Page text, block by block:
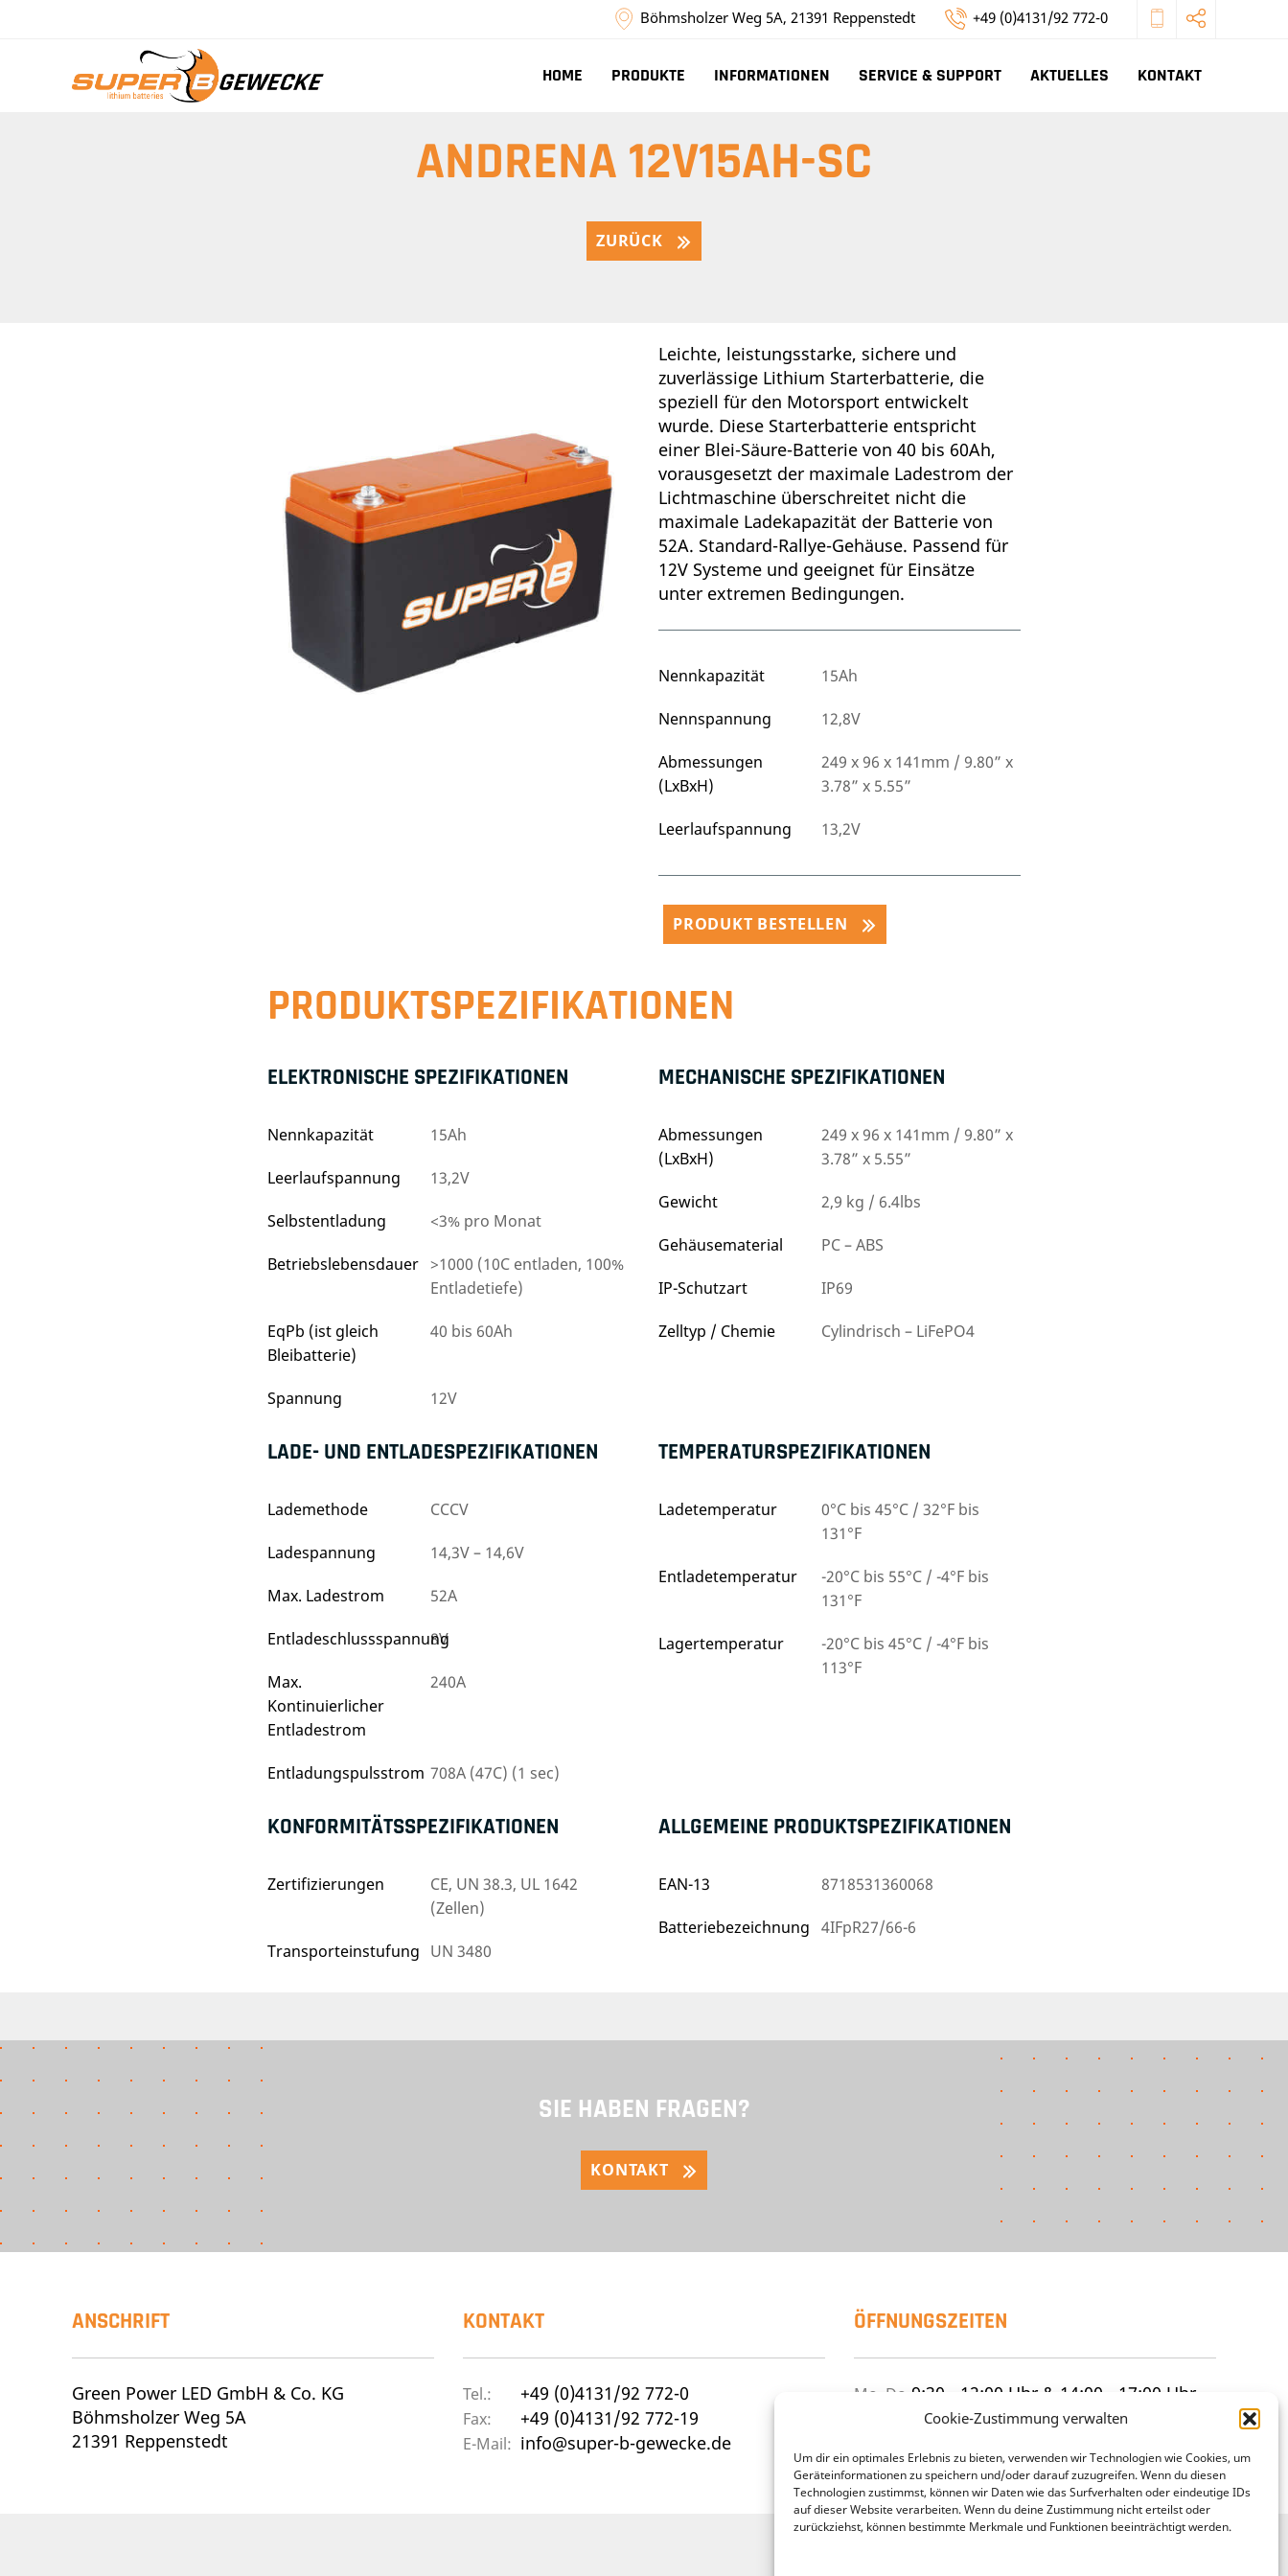
Cookie-Zustimmung verwalten
Um dir ein optimales Erlebnis zu bieten, verwenden wir Technologien wie Cookies, um
Geräteinformationen zu speichern und/oder darauf zuzugreifen. Wenn du diesen
Technologien zustimmst, können wir Daten wie das Surfverhalten oder eindeutige IDs
auf dieser Website verarbeiten. Wenn du deine Zustimmung nicht erteilst oder
zurückziehst, können bestimmte Merkmale und Funktionen beeinträchtigt werden.
+49 (0)4131/92 772-0
Böhmsholzer Weg 5A, 21391 Reppenstedt
HOME PRODUKTE INFORMATIONEN SERVICE & SUPPORT AKTUELLES KONTAKT
ANDRENA 12V15AH-SC
ZURÜCK
Leichte, leistungsstarke, sichere und
zuverlässige Lithium Starterbatterie, die
speziell für den Motorsport entwickelt
wurde. Diese Starterbatterie entspricht
einer Blei-Säure-Batterie von 40 bis 60Ah,
vorausgesetzt der maximale Ladestrom der
Lichtmaschine überschreitet nicht die
maximale Ladekapazität der Batterie von
52A. Standard-Rallye-Gehäuse. Passend für
12V Systeme und geeignet für Einsätze
unter extremen Bedingungen.
Nennkapazität 15Ah
Nennspannung 12,8V
Abmessungen
(LxBxH)
249 x 96 x 141mm / 9.80” x
3.78” x 5.55”
Leerlaufspannung 13,2V
PRODUKT BESTELLEN
PRODUKTSPEZIFIKATIONEN
ELEKTRONISCHE SPEZIFIKATIONEN
Nennkapazität 15Ah
Leerlaufspannung 13,2V
Selbstentladung <3% pro Monat
Betriebslebensdauer >1000 (10C entladen, 100%
Entladetiefe)
EqPb (ist gleich
Bleibatterie)
40 bis 60Ah
Spannung 12V
MECHANISCHE SPEZIFIKATIONEN
Abmessungen
(LxBxH)
249 x 96 x 141mm / 9.80” x
3.78” x 5.55”
Gewicht 2,9 kg / 6.4lbs
Gehäusematerial PC – ABS
IP-Schutzart IP69
Zelltyp / Chemie Cylindrisch – LiFePO4
LADE- UND ENTLADESPEZIFIKATIONEN
Lademethode CCCV
Ladespannung 14,3V – 14,6V
Max. Ladestrom 52A
Entladeschlussspannung
8V
Max.
Kontinuierlicher
Entladestrom
240A
Entladungspulsstrom 708A (47C) (1 sec)
TEMPERATURSPEZIFIKATIONEN
Ladetemperatur
0°C bis 45°C / 32°F bis
131°F
Entladetemperatur
-20°C bis 55°C / -4°F bis
131°F
Lagertemperatur
-20°C bis 45°C / -4°F bis
113°F
KONFORMITÄTSSPEZIFIKATIONEN
Zertifizierungen
CE, UN 38.3, UL 1642
(Zellen)
Transporteinstufung UN 3480
ALLGEMEINE PRODUKTSPEZIFIKATIONEN
EAN-13 8718531360068
Batteriebezeichnung 4IFpR27/66-6
SIE HABEN FRAGEN?
KONTAKT
ANSCHRIFT
Green Power LED GmbH & Co. KG
Böhmsholzer Weg 5A
21391 Reppenstedt
KONTAKT
Tel.: +49 (0)4131/92 772-0
Fax: +49 (0)4131/92 772-19
E-Mail: info@super-b-gewecke.de
ÖFFNUNGSZEITEN
Mo–Do 9:30 - 12:00 Uhr & 14:00 - 17:00 Uhr
9:30 - 12:00 Uhr & 14:00 - 15:30 Uhr